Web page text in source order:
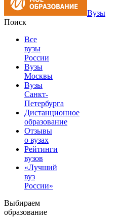
Вузы
Поиск
Все
вузы
России
Вузы
Москвы
Вузы
Санкт-
Петербурга
Дистанционное
образование
Отзывы
о вузах
Рейтинги
вузов
«Лучший
вуз
России»
Выбираем
образование